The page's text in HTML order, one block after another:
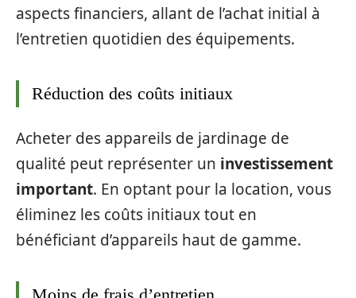
aspects financiers, allant de l’achat initial à
l’entretien quotidien des équipements.
Réduction des coûts initiaux
Acheter des appareils de jardinage de
qualité peut représenter un investissement
important. En optant pour la location, vous
éliminez les coûts initiaux tout en
bénéficiant d’appareils haut de gamme.
Moins de frais d’entretien